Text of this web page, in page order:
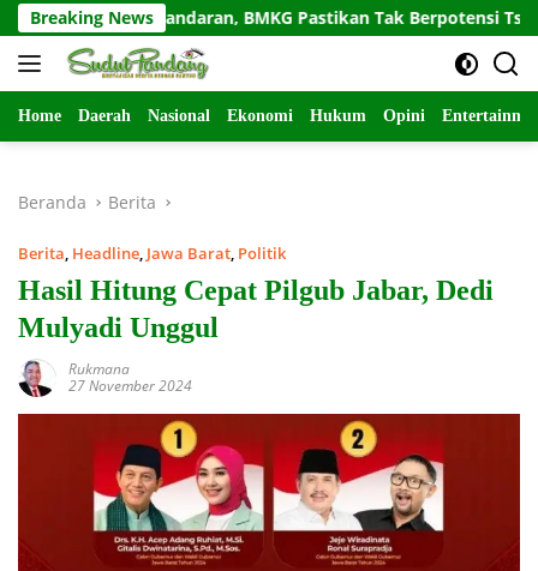
Langsung
ke
konten
Breaking News
Pangandaran, BMKG Pastikan Tak Berpotensi Tsunami
Home Daerah Nasional Ekonomi Hukum Opini
Beranda Berita
Berita, Headline, Jawa Barat, Politik
Hasil Hitung Cepat Pilgub Jabar, Dedi
Mulyadi Unggul
Rukmana
27 November 2024